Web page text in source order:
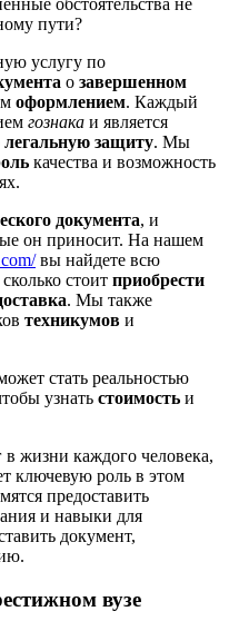
пути?
услугу по
о завершенном
оформлением. Каждый
гознака и является
легальную защиту. Мы
качества и возможность
документа, и
он приносит. На нашем
вы найдете всю
стоит приобрести
. Мы также
техникумов и
стать реальностью
узнать стоимость и
жизни каждого человека,
ключевую роль в этом
предоставить
и навыки для
документ,
вузе